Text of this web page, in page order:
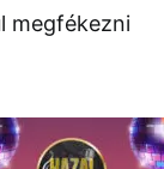
megfékezni